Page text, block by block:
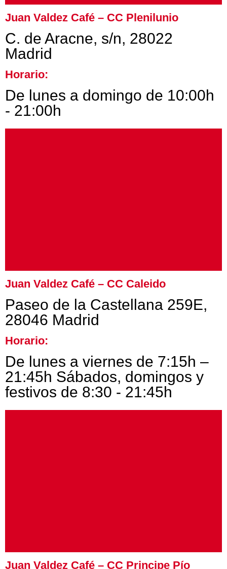
Juan Valdez Café – CC Plenilunio
C. de Aracne, s/n, 28022
Madrid
Horario:
De lunes a domingo de 10:00h
- 21:00h
Juan Valdez Café – CC Caleido
Paseo de la Castellana 259E,
28046 Madrid
Horario:
De lunes a viernes de 7:15h –
21:45h Sábados, domingos y
festivos de 8:30 - 21:45h
Juan Valdez Café – CC Principe Pío